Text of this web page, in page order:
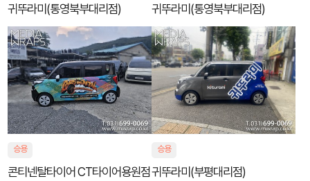
귀뚜라미(통영북부대리점) 귀뚜라미(통영북부대리점)
승용
콘티넨탈타이어 CT타이어용원점
승용
귀뚜라미(부평대리점)